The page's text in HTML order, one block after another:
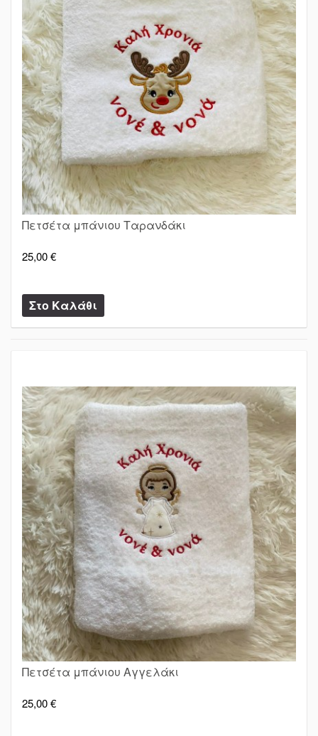
Πετσέτα μπάνιου Ταρανδάκι
25,00 €
Πετσέτα μπάνιου Αγγελάκι
25,00 €